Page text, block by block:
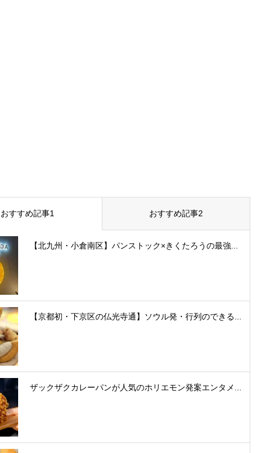
おすすめ記事1 おすすめ記事2
【北九州・小倉南区】パンストック×きくたろうの最強...
【京都初・下京区の仏光寺通】ソウル発・行列のできる...
ザックザクカレーパンが人気のホリエモン発案エンタメ...